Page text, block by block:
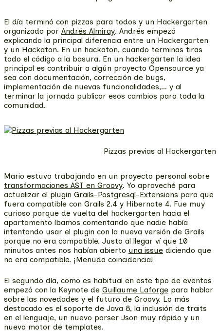
El día terminó con pizzas para todos y un Hackergarten
organizado por Andrés Almiray. Andrés empezó
explicando la principal diferencia entre un Hackergarten
y un Hackaton. En un hackaton, cuando terminas tiras
todo el código a la basura. En un hackergarten la idea
principal es contribuir a algún proyecto Opensource ya
sea con documentación, corrección de bugs,
implementación de nuevas funcionalidades,… y al
terminar la jornada publicar esos cambios para toda la
comunidad.
Pizzas previas al Hackergarten
Mario estuvo trabajando en un proyecto personal sobre
transformaciones AST en Groovy. Yo aproveché para
actualizar el plugin Grails-Postgresql-Extensions para que
fuera compatible con Grails 2.4 y Hibernate 4. Fue muy
curioso porque de vuelta del hackergarten hacia el
apartamento íbamos comentando que nadie había
intentando usar el plugin con la nueva versión de Grails
porque no era compatible. Justo al llegar ví que 10
minutos antes nos habían abierto una issue diciendo que
no era compatible. ¡Menuda coincidencia!
El segundo día, como es habitual en este tipo de eventos
empezó con la Keynote de Guillaume Laforge para hablar
sobre las novedades y el futuro de Groovy. Lo más
destacado es el soporte de Java 8, la inclusión de traits
en el lenguaje, un nuevo parser Json muy rápido y un
nuevo motor de templates.